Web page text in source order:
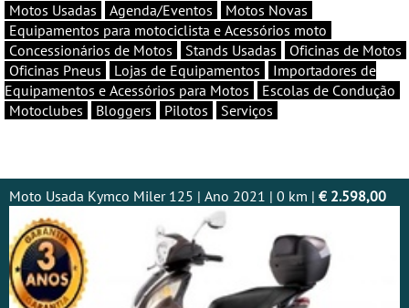
Motos Usadas Agenda/Eventos
Motos Novas
Equipamentos para motociclista e Acessórios moto
Concessionários de Motos
Stands Usadas
Oficinas de Motos
Oficinas Pneus
Lojas de Equipamentos
Importadores de
Equipamentos e Acessórios para Motos
Escolas de Condução
Motoclubes
Bloggers Pilotos Serviços
Moto Usada Kymco Miler 125 | Ano 2021 | 0 km | € 2.598,00